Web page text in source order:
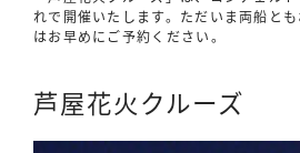
れで開催いたします。ただいま両船と
はお早めにご予約ください。
芦屋花火クルーズ